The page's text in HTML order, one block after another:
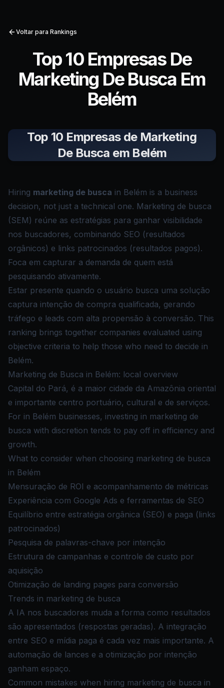
Voltar para Rankings
Top 10 Empresas De
Marketing De Busca Em
Belém
Top 10 Empresas de Marketing
De Busca em Belém
Hiring marketing de busca in Belém is a business
decision, not just a technical one. Marketing de busca
(SEM) reúne as estratégias para ganhar visibilidade
nos buscadores, combinando SEO (resultados
orgânicos) e links patrocinados (resultados pagos).
Foca em capturar a demanda de quem está
pesquisando ativamente.
Estar presente quando o usuário busca uma solução
captura intenção de compra qualificada, gerando
tráfego e leads com alta propensão à conversão. This
ranking brings together companies evaluated using
objective criteria to help those who need to decide in
Belém.
Marketing de Busca in Belém: local overview
Capital do Pará, é a maior cidade da Amazônia oriental
e importante centro portuário, cultural e de serviços.
For in Belém businesses, investing in marketing de
busca with discretion tends to pay off in efficiency and
growth.
What to consider when choosing marketing de busca
in Belém
Mensuração de ROI e acompanhamento de métricas
Experiência com Google Ads e ferramentas de SEO
Equilíbrio entre estratégia orgânica (SEO) e paga (links
patrocinados)
Pesquisa de palavras-chave por intenção
Estrutura de campanhas e controle de custo por
aquisição
Otimização de landing pages para conversão
Trends in marketing de busca
A IA nos buscadores muda a forma como resultados
são apresentados (respostas geradas). A integração
entre SEO e mídia paga é cada vez mais importante. A
automação de lances e a otimização por intenção
ganham espaço.
Common mistakes when hiring marketing de busca in